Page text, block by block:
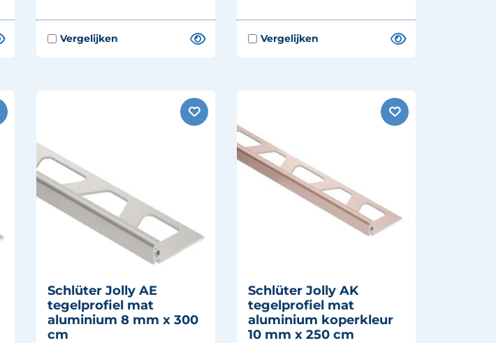
Schlüter Jolly AE
tegelprofiel mat
aluminium 8 mm x 300
cm
Schlüter Jolly AK
tegelprofiel mat
aluminium koperkleur
10 mm x 250 cm